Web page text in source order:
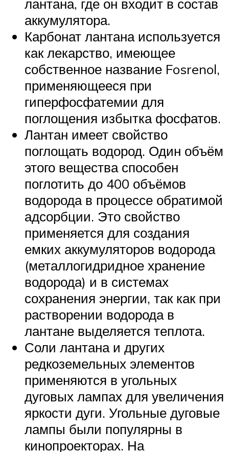
лантана, где он входит в состав
аккумулятора.
Карбонат лантана используется
как лекарство, имеющее
собственное название Fosrenol,
применяющееся при
гиперфосфатемии для
поглощения избытка фосфатов.
Лантан имеет свойство
поглощать водород. Один объём
этого вещества способен
поглотить до 400 объёмов
водорода в процессе обратимой
адсорбции. Это свойство
применяется для создания
емких аккумуляторов водорода
(металлогидридное хранение
водорода) и в системах
сохранения энергии, так как при
растворении водорода в
лантане выделяется теплота.
Соли лантана и других
редкоземельных элементов
применяются в угольных
дуговых лампах для увеличения
яркости дуги. Угольные дуговые
лампы были популярны в
кинопроекторах. На